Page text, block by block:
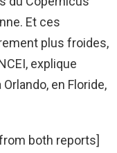
Et ces
plus froides,
explique
en Floride,
both reports]